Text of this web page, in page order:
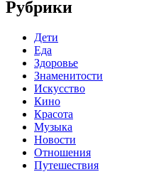
Рубрики
Дети
Еда
Здоровье
Знаменитости
Искусство
Кино
Красота
Музыка
Новости
Отношения
Путешествия